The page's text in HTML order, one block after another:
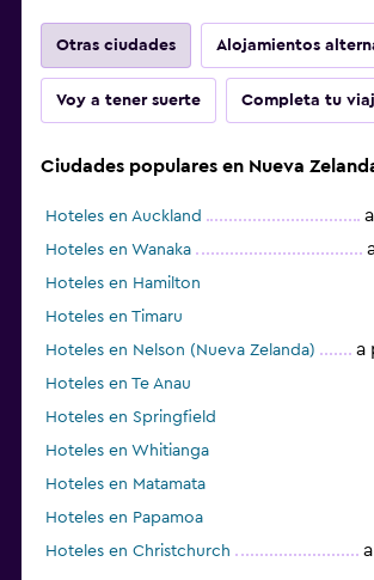
Otras ciudades Alojamientos
Voy a tener suerte Completa tu
Ciudades populares en Nueva
Hoteles en Auckland
Hoteles en Wanaka
Hoteles en Hamilton
Hoteles en Timaru
Hoteles en Nelson (Nueva Zelanda)
a
Hoteles en Te Anau
Hoteles en Springfield
Hoteles en Whitianga
Hoteles en Matamata
Hoteles en Papamoa
Hoteles en Christchurch